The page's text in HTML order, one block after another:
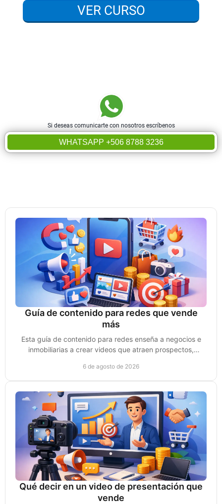
VER CURSO
Si deseas comunicarte con nosotros escríbenos
WHATSAPP +506 8788 3236
Guía de contenido para redes que vende
más
Esta guía de contenido para redes enseña a negocios e
inmobiliarias a crear videos que atraen prospectos,
6 de agosto de 2026
Qué decir en un video de presentación que
vende